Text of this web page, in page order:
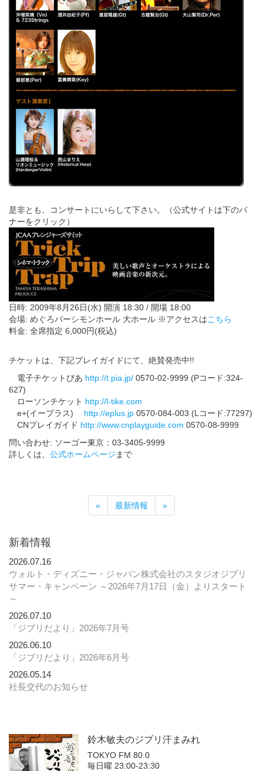
是非とも、コンサートにいらして下さい。（公式サイトは下のバ
ナーをクリック）
日時: 2009年8月26日(水) 開演 18:30 / 開場 18:00
会場: めぐろパーシモンホール 大ホール ※アクセスはこちら
料金: 全席指定 6,000円(税込)
チケットは、下記プレイガイドにて、絶賛発売中!!
電子チケットぴあ http://t.pia.jp/ 0570-02-9999 (Pコード:324-
627)
ローソンチケット http://l-tike.com
e+(イープラス) http://eplus.jp 0570-084-003 (Lコード:77297)
CNプレイガイド http://www.cnplayguide.com 0570-08-9999
問い合わせ: ソーゴー東京：03-3405-9999
詳しくは、 公式ホームページ まで
« 最新情報 »
新着情報
2026.07.16
ウォルト・ディズニー・ジャパン株式会社のスタジオジブリ
サマー・キャンペーン ～2026年7月17日（金）よりスタート
～
2026.07.10
「ジブリだより」2026年7月号
2026.06.10
「ジブリだより」2026年6月号
2026.05.14
社長交代のお知らせ
鈴木敏夫のジブリ汗まみれ
TOKYO FM 80.0
毎日曜 23:00-23:30